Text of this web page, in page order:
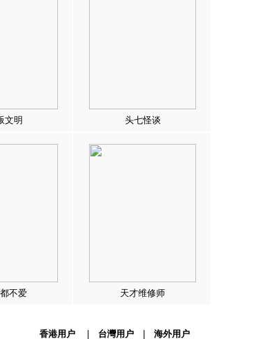
文明 头七怪谈
不爱 天才维修师
香港用户| 台灣用户| 海外用户